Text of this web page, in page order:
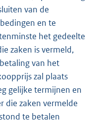
van de
en te
het gedeelte
zaken is vermeld,
van het
zal plaats
gelijke termijnen en
die zaken vermelde
te betalen